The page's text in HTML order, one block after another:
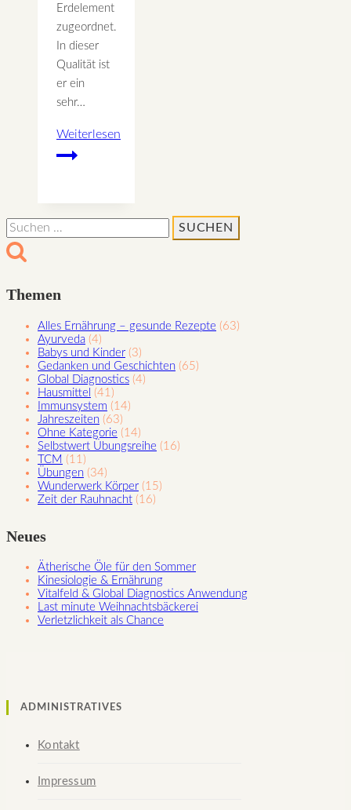
Erdelement
zugeordnet.
In dieser
Qualität ist
er ein
sehr…
Weiterlesen
Kürbiscremesuppe
Suchen
nach:
Themen
Alles Ernährung – gesunde Rezepte (63)
Ayurveda (4)
Babys und Kinder (3)
Gedanken und Geschichten (65)
Global Diagnostics (4)
Hausmittel (41)
Immunsystem (14)
Jahreszeiten (63)
Ohne Kategorie (14)
Selbstwert Übungsreihe (16)
TCM (11)
Übungen (34)
Wunderwerk Körper (15)
Zeit der Rauhnacht (16)
Neues
Ätherische Öle für den Sommer
Kinesiologie & Ernährung
Vitalfeld & Global Diagnostics Anwendung
Last minute Weihnachtsbäckerei
Verletzlichkeit als Chance
ADMINISTRATIVES
Kontakt
Impressum